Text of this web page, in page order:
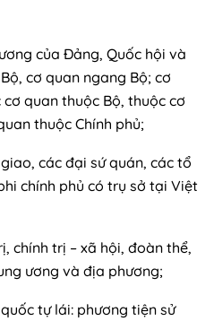
của Đảng, Quốc hội và
cơ quan ngang Bộ; cơ
quan thuộc Bộ, thuộc cơ
thuộc Chính phủ;
các đại sứ quán, các tổ
chính phủ có trụ sở tại Việt
chính trị – xã hội, đoàn thể,
ương và địa phương;
tự lái: phương tiện sử